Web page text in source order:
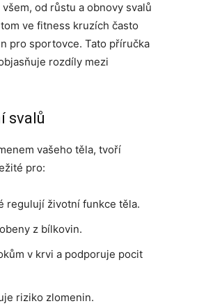
od růstu a obnovy svalů
ve fitness kruzích často
pro sportovce. Tato příručka
rozdíly mezi
svalů
vašeho těla, tvoří
pro:
regulují životní funkce těla.
z bílkovin.
v krvi a podporuje pocit
riziko zlomenin.